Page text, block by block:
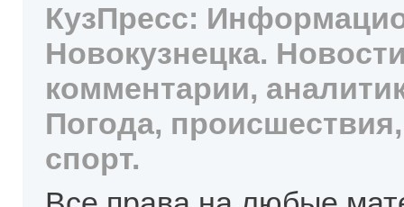
КузПресс:
Новокузнецка.
комментарии,
Погода,
спорт.